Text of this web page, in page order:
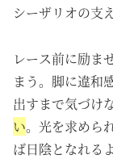
シーザリオの支
レース前に励ま
まう。脚に違和
出すまで気づけ
い。光を求めら
ば日陰となれる